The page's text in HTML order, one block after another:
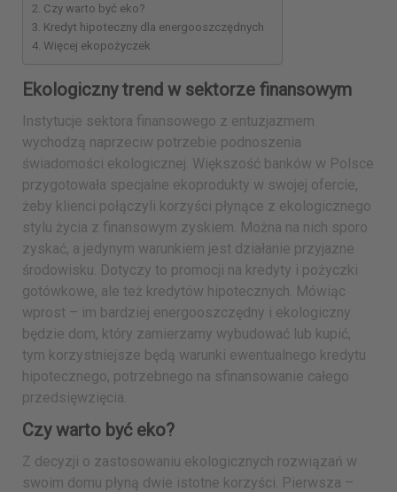
Czy warto być eko?
Kredyt hipoteczny dla energooszczędnych
Więcej ekopożyczek
Ekologiczny trend w sektorze finansowym
Instytucje sektora finansowego z entuzjazmem
wychodzą naprzeciw potrzebie podnoszenia
świadomości ekologicznej. Większość banków w Polsce
przygotowała specjalne ekoprodukty w swojej ofercie,
żeby klienci połączyli korzyści płynące z ekologicznego
stylu życia z finansowym zyskiem. Można na nich sporo
zyskać, a jedynym warunkiem jest działanie przyjazne
środowisku. Dotyczy to promocji na kredyty i pożyczki
gotówkowe, ale też kredytów hipotecznych. Mówiąc
wprost – im bardziej energooszczędny i ekologiczny
będzie dom, który zamierzamy wybudować lub kupić,
tym korzystniejsze będą warunki ewentualnego kredytu
hipotecznego, potrzebnego na sfinansowanie całego
przedsięwzięcia.
Czy warto być eko?
Z decyzji o zastosowaniu ekologicznych rozwiązań w
swoim domu płyną dwie istotne korzyści. Pierwsza –